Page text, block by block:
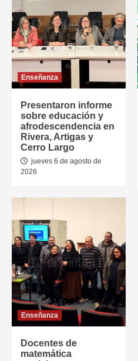
Enseñanza
Presentaron informe
sobre educación y
afrodescendencia en
Rivera, Artigas y
Cerro Largo
jueves 6 de agosto de
2026
Enseñanza
Docentes de
matemática